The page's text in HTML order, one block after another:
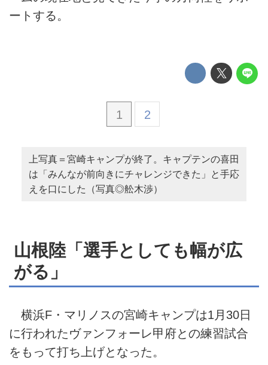
ートする。
1 2
上写真＝宮崎キャンプが終了。キャプテンの喜田
は「みんなが前向きにチャレンジできた」と手応
えを口にした（写真◎舩木渉）
山根陸「選手としても幅が広
がる」
横浜F・マリノスの宮崎キャンプは1月30日
に行われたヴァンフォーレ甲府との練習試合
をもって打ち上げとなった。